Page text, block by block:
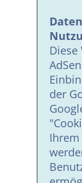
Diese
der